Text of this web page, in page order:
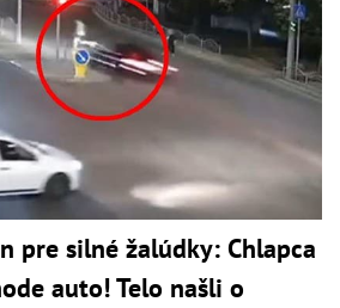
pre silné žalúdky: Chlapca
auto! Telo našli o